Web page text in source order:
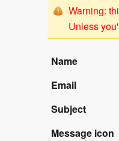
Warning:
Unless
Name
Email
Subject
Message icon